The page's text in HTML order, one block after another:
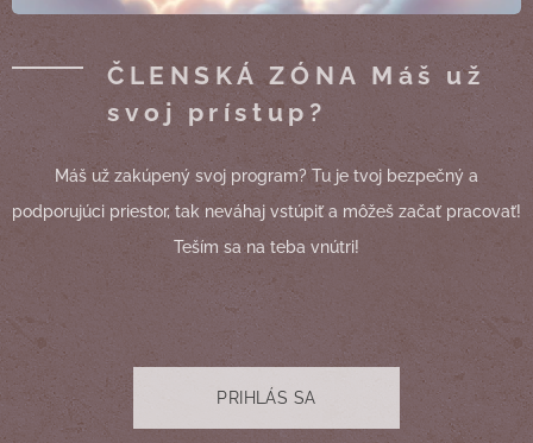
ČLENSKÁ ZÓNA Máš už
svoj prístup?
Máš už zakúpený svoj program? Tu je tvoj bezpečný a
podporujúci priestor, tak neváhaj vstúpiť a môžeš začať pracovať!
Teším sa na teba vnútri!
PRIHLÁS SA